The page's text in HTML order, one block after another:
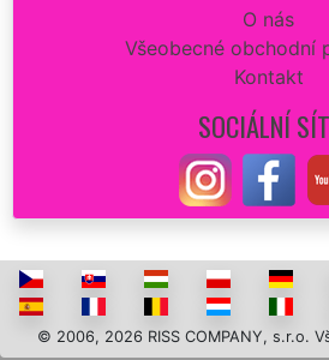
O nás
Všeobecné obchodní
Kontakt
SOCIÁLNÍ
© 2006, 2026 RISS COMPANY, s.r.o.